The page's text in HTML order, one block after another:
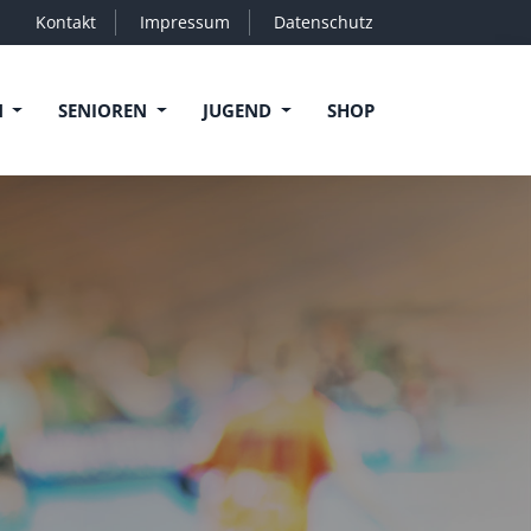
Kontakt Impressum Datenschutz
SENIOREN JUGEND SHOP